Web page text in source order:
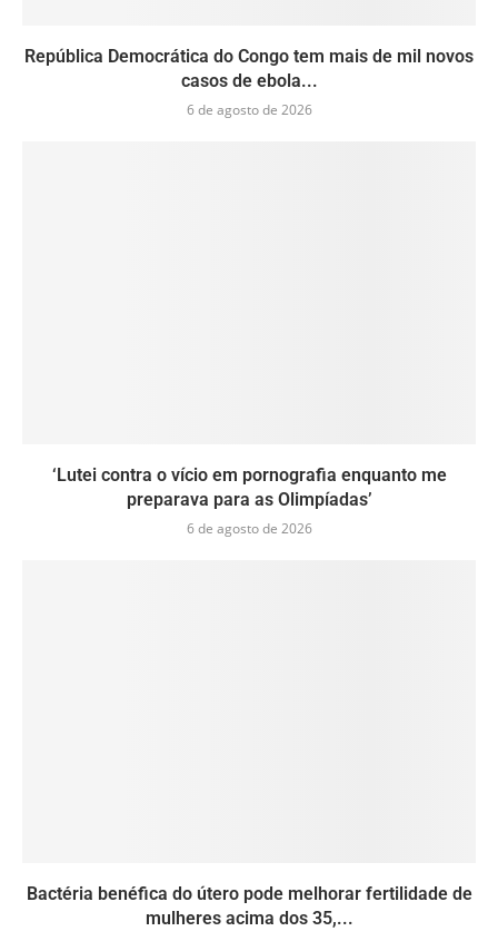
República Democrática do Congo tem mais de mil novos
casos de ebola...
6 de agosto de 2026
‘Lutei contra o vício em pornografia enquanto me
preparava para as Olimpíadas’
6 de agosto de 2026
Bactéria benéfica do útero pode melhorar fertilidade de
mulheres acima dos 35,...